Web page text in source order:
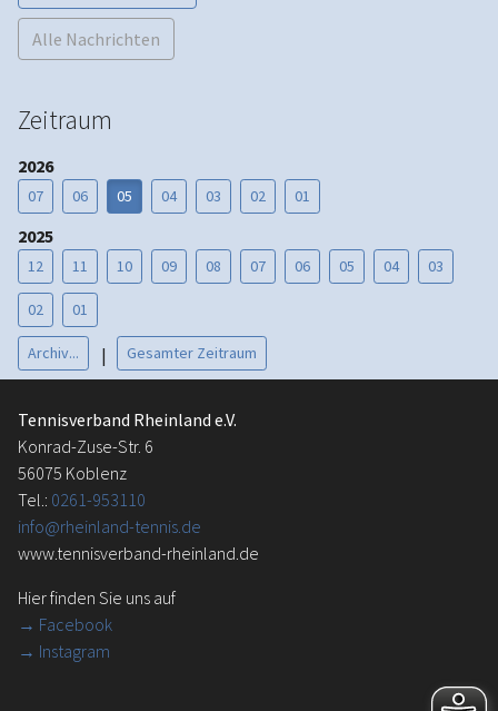
Alle Nachrichten
Zeitraum
2026
07 06 05 04 03 02 01
2025
12 11 10 09 08 07 06 05 04 03
02 01
Archiv... | Gesamter Zeitraum
Tennisverband Rheinland e.V.
Konrad-Zuse-Str. 6
56075 Koblenz
Tel.: 0261-953110
info@rheinland-tennis.de
www.tennisverband-rheinland.de
Hier finden Sie uns auf
→ Facebook
→ Instagram